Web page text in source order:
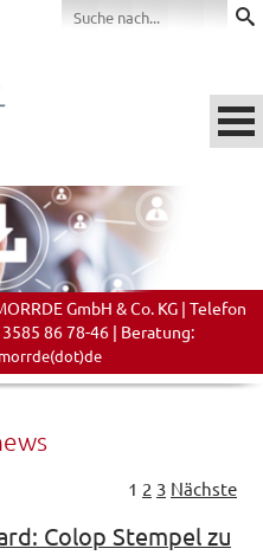
GmbH & Co. KG | Telefon
86 78-46 | Beratung:
1 2 3 Nächste
Colop Stempel zu